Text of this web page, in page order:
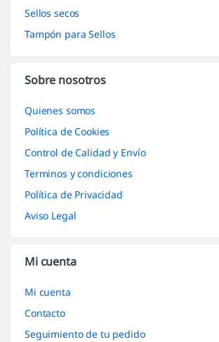
Sellos secos
Tampón para Sellos
Sobre nosotros
Quienes somos
Política de Cookies
Control de Calidad y Envío
Terminos y condiciones
Política de Privacidad
Aviso Legal
Mi cuenta
Mi cuenta
Contacto
Seguimiento de tu pedido